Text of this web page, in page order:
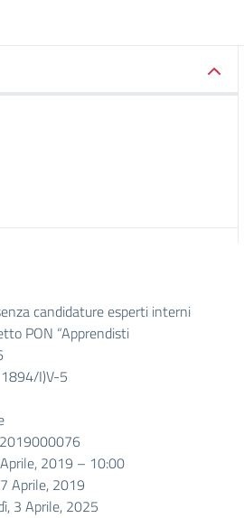
candidature esperti interni
PON “Apprendisti
1894/I)V-5
2019000076
2019 – 10:00
Aprile, 2019
3 Aprile, 2025